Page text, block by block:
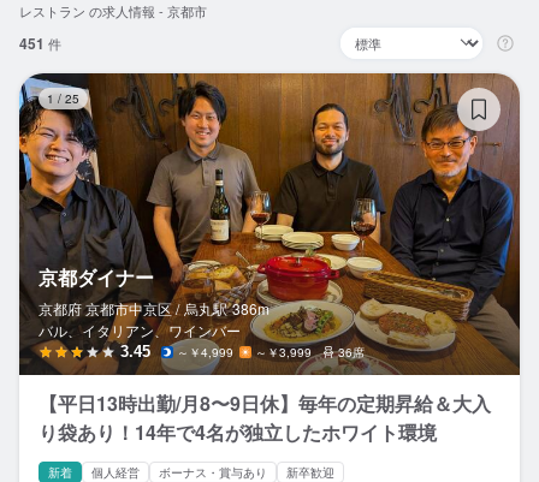
求人検索
閲覧履歴
気になる求人
検索履歴・保存した条件
応募履歴
WEB履歴書
スカウト・メルマガ受信設定
ヘルプ・お問い合わせフォーム
レストラン の求人情報 - 京都市
451 件
1 /25
京都ダイナー
京都府 京都市中京区 / 烏丸駅 386m
バル、イタリアン、ワインバー
3.45 ～￥4,999 ～￥3,999 36席
【平日13時出勤/月8〜9日休】毎年の定期昇給＆大入
り袋あり！14年で4名が独立したホワイト環境
新着 個人経営 ボーナス・賞与あり 新卒歓迎